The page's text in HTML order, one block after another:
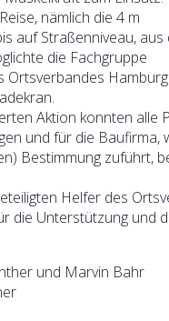
nämlich die 4 m
auf Straßenniveau, aus
die Fachgruppe
Ortsverbandes
Aktion konnten alle
und für die Baufirma,
Bestimmung zuführt,
Helfer des
die Unterstützung und
und Marvin Bahr